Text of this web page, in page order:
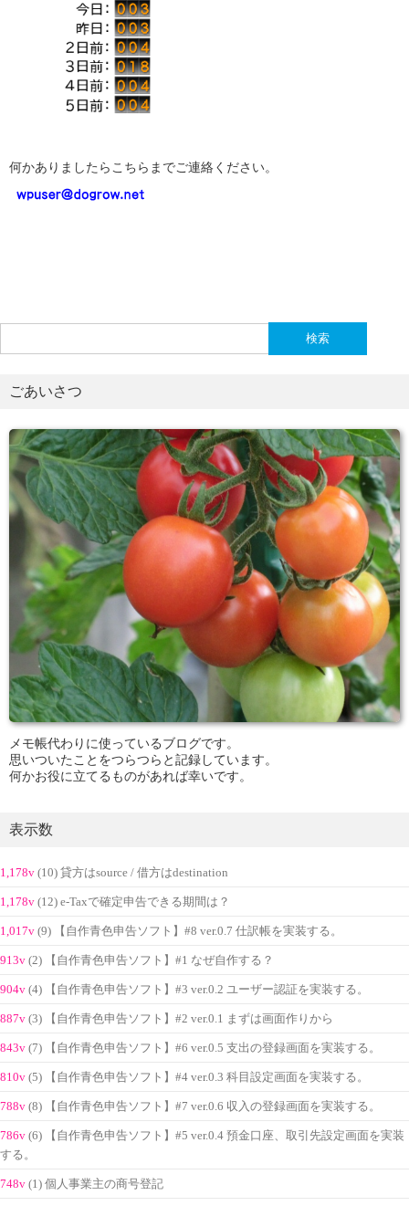
何かありましたらこちらまでご連絡ください。
索:
ごあいさつ
メモ帳代わりに使っているブログです。
思いついたことをつらつらと記録しています。
何かお役に立てるものがあれば幸いです。
表示数
1,178v (10) 貸方はsource / 借方はdestination
1,178v (12) e-Taxで確定申告できる期間は？
1,017v (9) 【自作青色申告ソフト】#8 ver.0.7 仕訳帳を実装する。
913v (2) 【自作青色申告ソフト】#1 なぜ自作する？
904v (4) 【自作青色申告ソフト】#3 ver.0.2 ユーザー認証を実装する。
887v (3) 【自作青色申告ソフト】#2 ver.0.1 まずは画面作りから
843v (7) 【自作青色申告ソフト】#6 ver.0.5 支出の登録画面を実装する。
810v (5) 【自作青色申告ソフト】#4 ver.0.3 科目設定画面を実装する。
788v (8) 【自作青色申告ソフト】#7 ver.0.6 収入の登録画面を実装する。
786v (6) 【自作青色申告ソフト】#5 ver.0.4 預金口座、取引先設定画面を実装
する。
748v (1) 個人事業主の商号登記